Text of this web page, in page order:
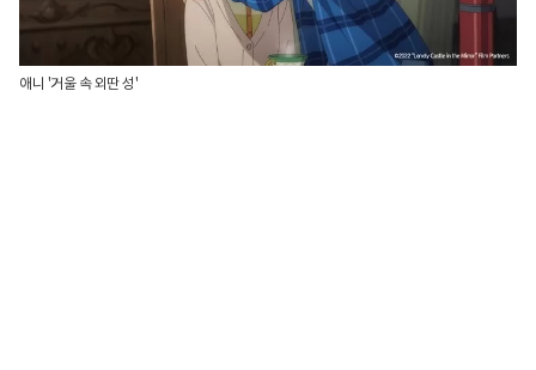
애니 '거울 속 외딴 성'